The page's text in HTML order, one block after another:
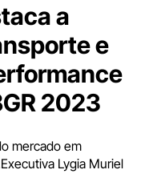
a
e
2023
mercado em
Lygia Muriel